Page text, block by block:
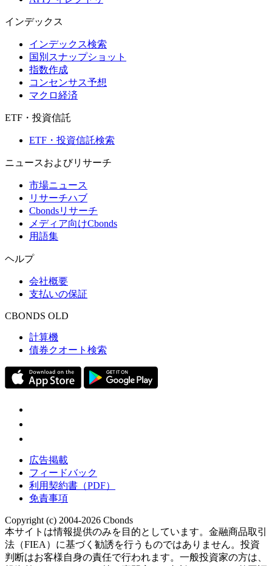
インデックス
インデックス検索
国別スナップショット
指数作成
コンセンサス予想
マクロ経済
ETF・投資信託
ETF・投資信託検索
ニュースおよびリサーチ
市場ニュース
リサーチハブ
Cbondsリサーチ
メディア向けCbonds
用語集
ヘルプ
会社概要
支払いの保証
CBONDS OLD
計算機
債券クオート検索
広告掲載
フィードバック
利用契約書（PDF）
免責事項
Copyright (c) 2004-2026 Cbonds
本サイトは情報提供のみを目的としています。金融商品取引
法（FIEA）に基づく勧誘を行うものではありません。投資
判断はお客様自身の責任で行われます。一般投資家の方は、